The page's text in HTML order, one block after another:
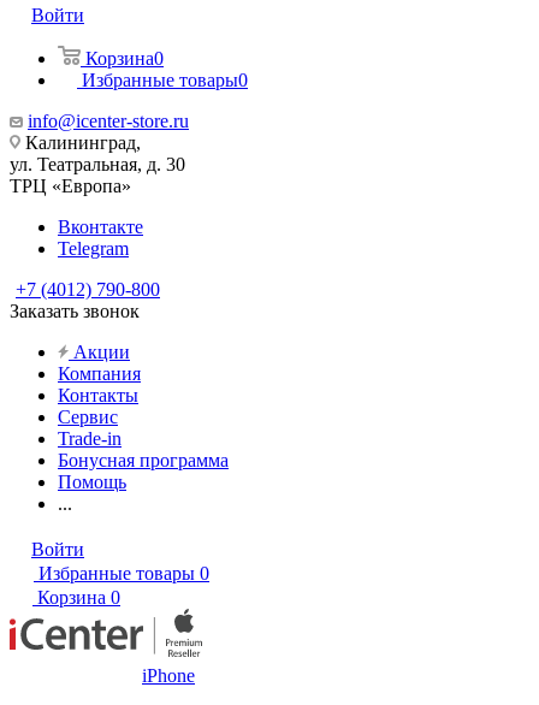
Войти
Корзина0
Избранные товары0
info@icenter-store.ru
Калининград,
ул. Театральная, д. 30
ТРЦ «Европа»
Вконтакте
Telegram
+7 (4012) 790-800
Заказать звонок
Акции
Компания
Контакты
Сервис
Trade-in
Бонусная программа
Помощь
...
Войти
Избранные товары 0
Корзина 0
iPhone